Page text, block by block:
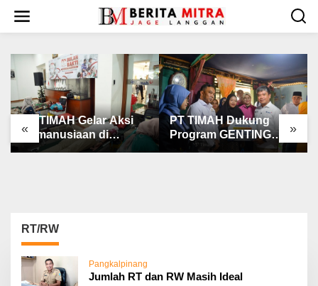
w
« »
PT TIMAH Gelar Aksi
Kemanusiaan di
Jakarta
PT TIMAH Dukung
Program GENTING
BKKBN
RT/RW
Pangkalpinang
Jumlah RT dan RW Masih Ideal